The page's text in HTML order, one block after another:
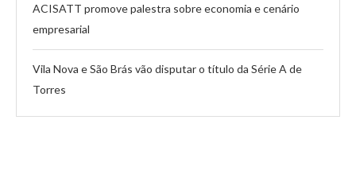
ACISATT promove palestra sobre economia e cenário
empresarial
Vila Nova e São Brás vão disputar o título da Série A de
Torres